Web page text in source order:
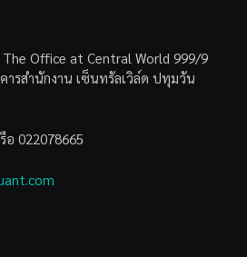
Office at Central World 999/9
รสำนักงาน เซ็นทรัลเวิล์ด ปทุมวัน
อ 022078665